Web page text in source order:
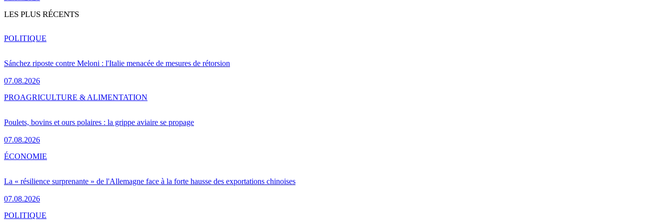
LES PLUS RÉCENTS
Sánchez riposte contre Meloni : l'Italie menacée de mesures de rétorsion
07.08.2026
POLITIQUE
Poulets, bovins et ours polaires : la grippe aviaire se propage
07.08.2026
PROAGRICULTURE & ALIMENTATION
La « résilience surprenante » de l'Allemagne face à la forte hausse des exportations chinoises
07.08.2026
ÉCONOMIE
POLITIQUE